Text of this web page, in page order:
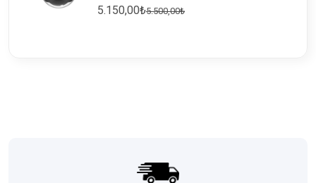
5.150,00₺5.500,00₺